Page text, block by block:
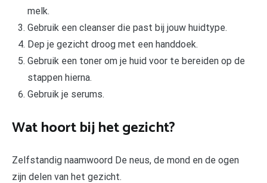
melk.
Gebruik een cleanser die past bij jouw huidtype.
Dep je gezicht droog met een handdoek.
Gebruik een toner om je huid voor te bereiden op de
stappen hierna.
Gebruik je serums.
Wat hoort bij het gezicht?
Zelfstandig naamwoord De neus, de mond en de ogen
zijn delen van het gezicht.